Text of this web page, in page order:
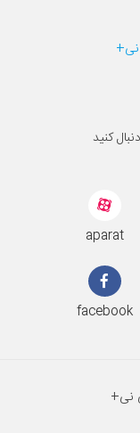
کنید
aparat
facebook
نی+